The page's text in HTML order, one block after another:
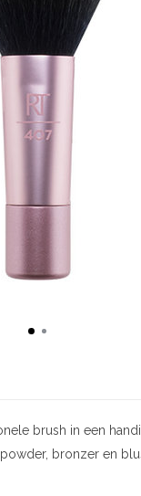
brush in een
bronzer en